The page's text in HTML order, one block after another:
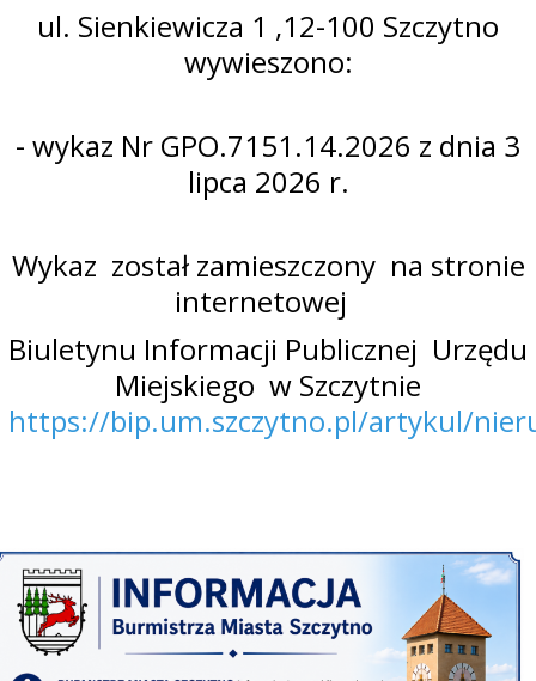
ul. Sienkiewicza 1 ,12-100 Szczytno
wywieszono:
- wykaz Nr GPO.7151.14.2026 z dnia 3
lipca 2026 r.
Wykaz został zamieszczony na stronie
internetowej
Biuletynu Informacji Publicznej Urzędu
Miejskiego w Szczytnie
https://bip.um.szczytno.pl/artykul/